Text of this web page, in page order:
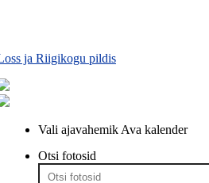
ja Riigikogu pildis
Vali ajavahemik Ava kalender
Otsi fotosid